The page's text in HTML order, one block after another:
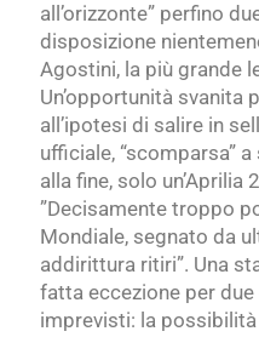
all’orizzonte” perfino
disposizione
Agostini, la più grande
Un’opportunità svanita
all’ipotesi di salire in
ufficiale, “scomparsa”
alla fine, solo un’Aprilia
”Decisamente troppo
Mondiale, segnato da
addirittura ritiri”. Una
fatta eccezione per
imprevisti: la